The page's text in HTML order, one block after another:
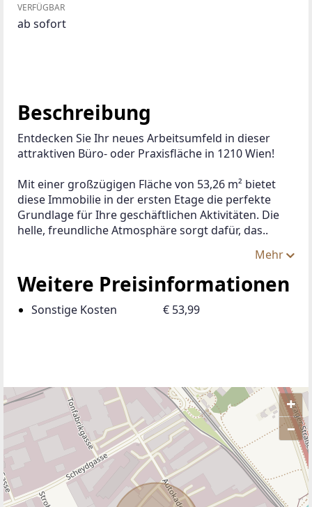
VERFÜGBAR
ab sofort
Beschreibung
Entdecken Sie Ihr neues Arbeitsumfeld in dieser
attraktiven Büro- oder Praxisfläche in 1210 Wien!
Mit einer großzügigen Fläche von 53,26 m² bietet
diese Immobilie in der ersten Etage die perfekte
Grundlage für Ihre geschäftlichen Aktivitäten. Die
helle, freundliche Atmosphäre sorgt dafür, das..
Mehr
Weitere Preisinformationen
Sonstige Kosten € 53,99
+
–
ANBIETER KONTAKTIEREN